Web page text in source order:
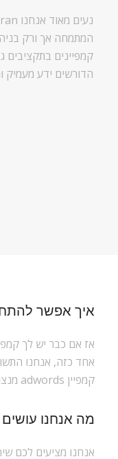
קמפיינים בתקציבים
הדורשים ידע מעמיק
איך אפשר
אז אם כבר יש לך
אחד כזה, אנחנו
קמפיין adwords מנצח.
מה אנחנו עושים
אנחנו מציעים לכם